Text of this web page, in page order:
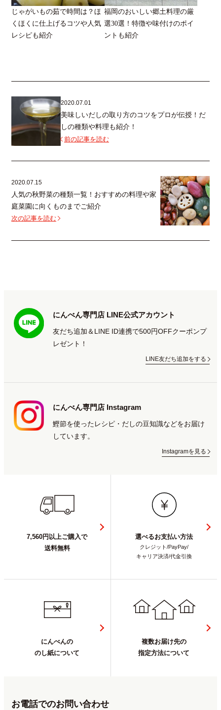
じゃがいもの茹で時間は？ほ
くほくに仕上げるコツや人気
レシピも紹介
福岡のおいしい郷土料理の厳
選30選！特徴や味付けのポイ
ントも紹介
2020.07.01
美味しいだしの取り方のコツをプロが伝授！だ
しの種類や料理も紹介！
前の記事を読む
2020.07.15
人気の秋野菜の種類一覧！おすすめの料理や家
庭菜園に向くものまでご紹介
次の記事を読む
にんべん専門店 LINE公式アカウント
友だち追加＆LINE ID連携で500円OFFクーポンプ
レゼント！
LINE友だち追加をする
にんべん専門店 Instagram
鰹節を使ったレシピ・だしの豆知識などをお届け
しています。
Instagramを見る
7,560円以上ご購入で
送料無料
選べるお支払い方法
クレジット/PayPay/
キャリア決済/代金引換
にんべんの
のし紙について
複数お届け先の
指定方法について
お電話でのお問い合わせ